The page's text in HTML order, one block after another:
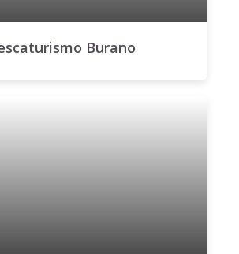
Burano